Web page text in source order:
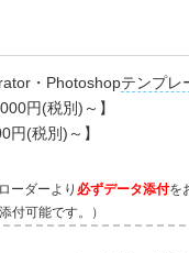
・Photoshopテンプレ
円(税別)～】
円(税別)～】
ーダーより 必ずデータ添付を
可能です。）